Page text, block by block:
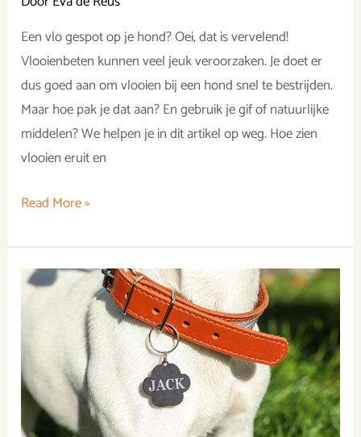
Een vlo gespot op je hond? Oei, dat is vervelend!
Vlooienbeten kunnen veel jeuk veroorzaken. Je doet er
dus goed aan om vlooien bij een hond snel te bestrijden.
Maar hoe pak je dat aan? En gebruik je gif of natuurlijke
middelen? We helpen je in dit artikel op weg. Hoe zien
vlooien eruit en
Read More »
De
hondennamen
op
een
rij